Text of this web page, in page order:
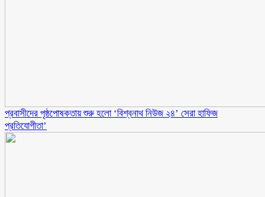
প্রবাসীদের পৃষ্ঠপোষকতায় শুরু হলো ‘বিশ্বনাথ নিউজ ২৪’ সেরা হাফিজ
প্রতিযোগীতা’